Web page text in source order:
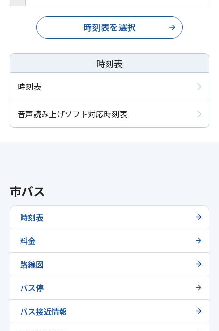
時刻表を選択
時刻表
時刻表
音声読み上げソフト対応時刻表
市バス
時刻表
料金
路線図
バス停
バス接近情報